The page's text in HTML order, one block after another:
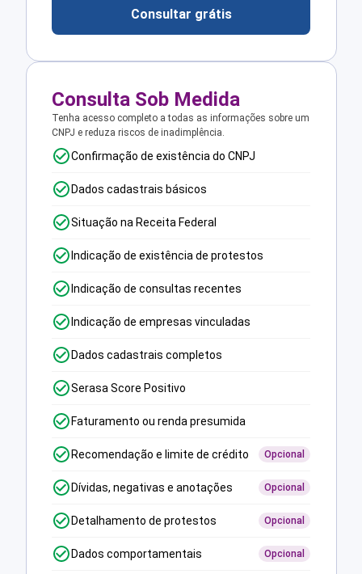
Consultar grátis
Consulta Sob Medida
Tenha acesso completo a todas as informações sobre um
CNPJ e reduza riscos de inadimplência.
Confirmação de existência do CNPJ
Dados cadastrais básicos
Situação na Receita Federal
Indicação de existência de protestos
Indicação de consultas recentes
Indicação de empresas vinculadas
Dados cadastrais completos
Serasa Score Positivo
Faturamento ou renda presumida
Recomendação e limite de crédito Opcional
Dívidas, negativas e anotações Opcional
Detalhamento de protestos Opcional
Dados comportamentais Opcional